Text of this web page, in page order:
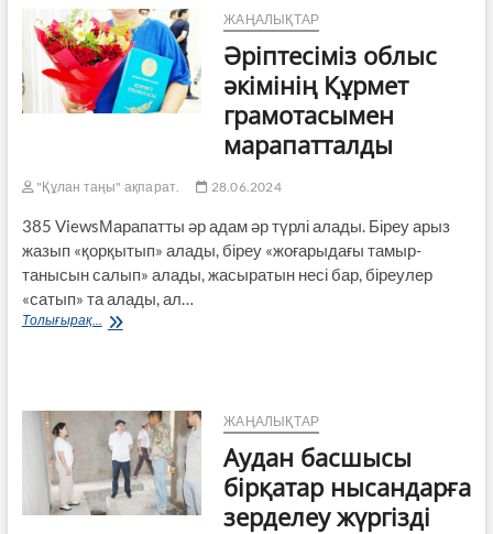
ЖАҢАЛЫҚТАР
Әріптесіміз облыс
әкімінің Құрмет
грамотасымен
марапатталды
"Құлан таңы" ақпарат. 28.06.2024
385 ViewsМарапатты әр адам әр түрлі алады. Біреу арыз
жазып «қорқытып» алады, біреу «жоғарыдағы тамыр-
танысын салып» алады, жасыратын несі бар, біреулер
«сатып» та алады, ал…
Толығырақ...
Әріптесіміз
марапатталды
ЖАҢАЛЫҚТАР
Аудан басшысы
бірқатар нысандарға
зерделеу жүргізді